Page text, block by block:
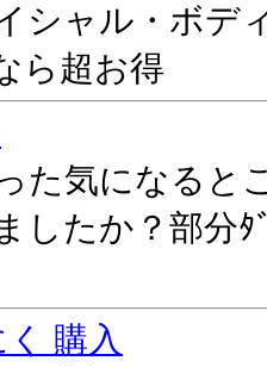
シャル・ボデ
ら超お得
た気になると
したか？部分
購入